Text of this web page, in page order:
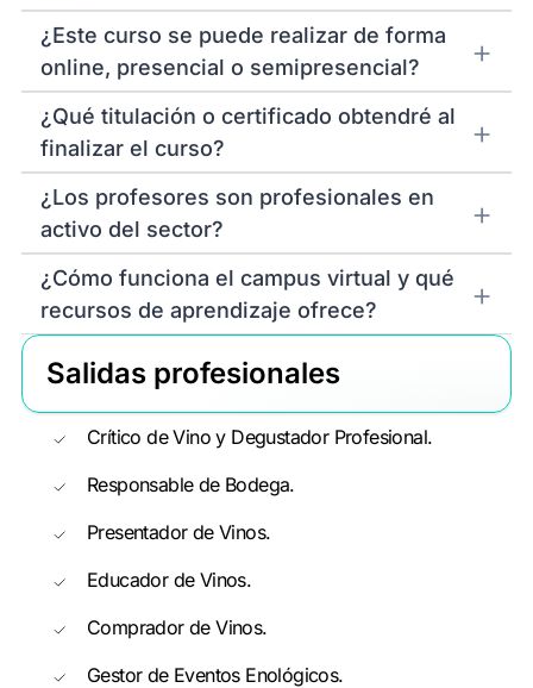
¿Este curso se puede realizar de forma
online, presencial o semipresencial?
¿Qué titulación o certificado obtendré al
finalizar el curso?
¿Los profesores son profesionales en
activo del sector?
¿Cómo funciona el campus virtual y qué
recursos de aprendizaje ofrece?
Salidas profesionales
Crítico de Vino y Degustador Profesional.
Responsable de Bodega.
Presentador de Vinos.
Educador de Vinos.
Comprador de Vinos.
Gestor de Eventos Enológicos.